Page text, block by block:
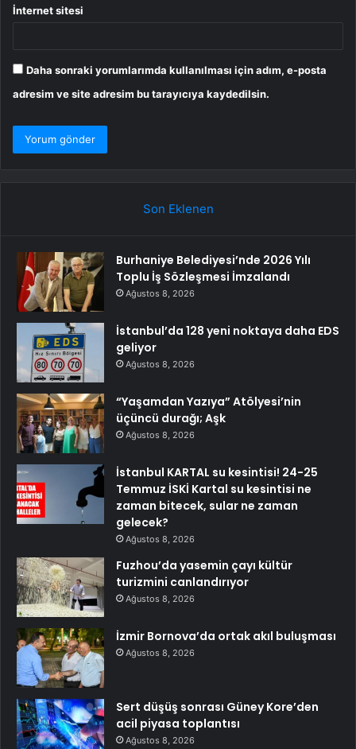
İnternet sitesi
Daha sonraki yorumlarımda kullanılması için adım, e-posta
adresim ve site adresim bu tarayıcıya kaydedilsin.
Son Eklenen
Burhaniye Belediyesi’nde 2026 Yılı
Toplu İş Sözleşmesi İmzalandı
Ağustos 8, 2026
İstanbul’da 128 yeni noktaya daha EDS
geliyor
Ağustos 8, 2026
“Yaşamdan Yazıya” Atölyesi’nin
üçüncü durağı; Aşk
Ağustos 8, 2026
İstanbul KARTAL su kesintisi! 24-25
Temmuz İSKİ Kartal su kesintisi ne
zaman bitecek, sular ne zaman
gelecek?
Ağustos 8, 2026
Fuzhou’da yasemin çayı kültür
turizmini canlandırıyor
Ağustos 8, 2026
İzmir Bornova’da ortak akıl buluşması
Ağustos 8, 2026
Sert düşüş sonrası Güney Kore’den
acil piyasa toplantısı
Ağustos 8, 2026